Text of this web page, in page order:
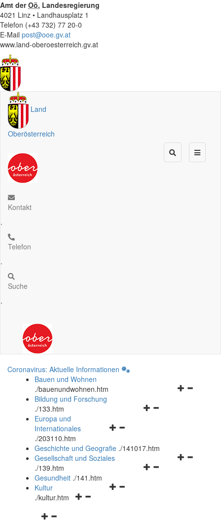
Amt derOö. Landesregierung
4021 Linz • Landhausplatz 1
Telefon (+43 732) 77 20-0
E-Mail post@ooe.gv.at
www.land-oberoesterreich.gv.at
Land
Oberösterreich
Kontakt
.
Telefon
.
Suche
.
Coronavirus: Aktuelle Informationen
Bauen und Wohnen
./bauenundwohnen.htm
Navigationsmenü
Bildung und Forschung
./133.htm
Navigationsmenü
und
schließen
Europa und
Internationales
./203110.htm
Geschichte und Geografie ./141017.htm
Navigationsmenü
Gesellschaft und Soziales
./139.htm
Navigationsmenü
Gesundheit ./141.htm
Navigationsmenü
Kultur
./kultur.htm
Navigationsmenü